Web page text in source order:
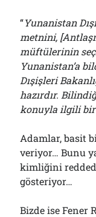
“Yunanistan
metnini,
müftülerinin
Yunanistan’a
Dışişleri
hazırdır.
konuyla ilgili bir
Adamlar, basit
veriyor… Bunu
kimliğini
gösteriyor…
Bizde ise Fener